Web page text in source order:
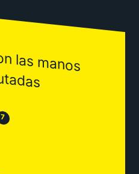
las m
7 😂